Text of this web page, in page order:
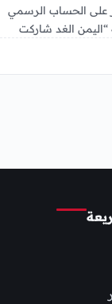
على الحساب الرسمي
“اليمن الغد شاركت